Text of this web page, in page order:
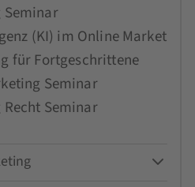
Seminar
(KI) im Online Marketing
für Fortgeschrittene
Seminar
Seminar